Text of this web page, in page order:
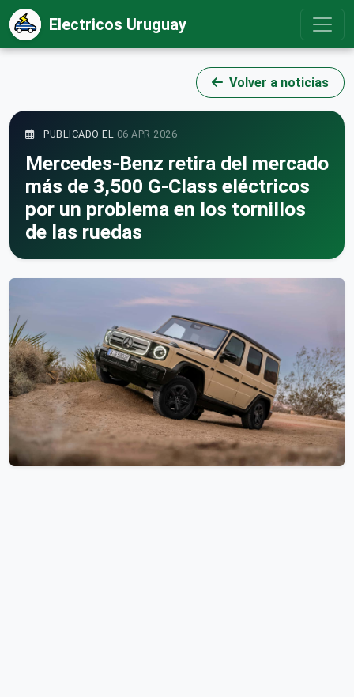
Electricos Uruguay
Volver a noticias
PUBLICADO EL 06 APR 2026
Mercedes-Benz retira del mercado
más de 3,500 G-Class eléctricos
por un problema en los tornillos
de las ruedas